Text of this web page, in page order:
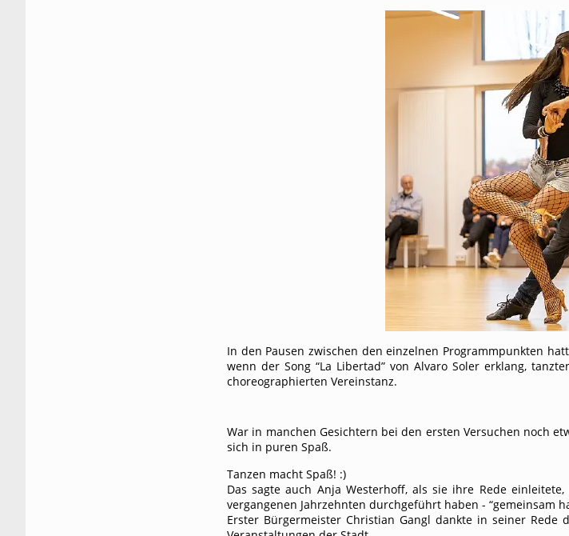
In den Pausen zwischen den einzelnen Programmpunkten
wenn der Song “La Libertad” von Alvaro Soler erklang,
choreographierten Vereinstanz.
War in manchen Gesichtern bei den ersten Versuchen noch
sich in puren Spaß.
Tanzen macht Spaß! :)
Das sagte auch Anja Westerhoff, als sie ihre Rede
vergangenen Jahrzehnten durchgeführt haben - “gemeinsam
Erster Bürgermeister Christian Gangl dankte in seiner